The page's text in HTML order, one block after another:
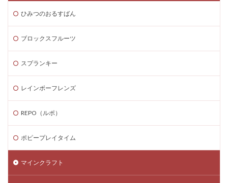
ひみつのおるすばん
ブロックスフルーツ
スプランキー
レインボーフレンズ
REPO（ルポ）
ポピープレイタイム
マインクラフト